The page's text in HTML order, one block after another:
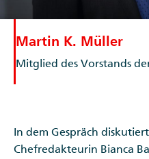
Martin K. Müller
Mitglied des Vorstands
In dem Gespräch
Chefredakteurin Bianca